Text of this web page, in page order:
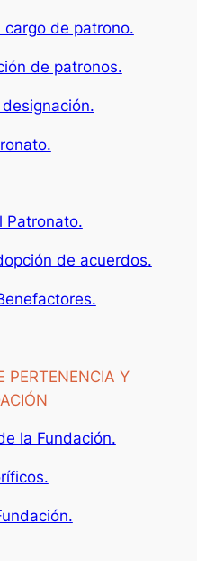
cargo de patrono.
de patronos.
Patronato.
de acuerdos.
PERTENENCIA Y
la Fundación.